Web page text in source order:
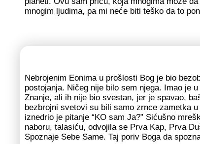
mnogim ljudima, pa mi neće biti teško da to
Nebrojenim Eonima u prošlosti Bog je bio
postojanja. Ničeg nije bilo sem njega. Imao je
Znanje, ali ih nije bio svestan, jer je spavao,
bezbrojni svetovi su bili samo zrnce zametka
iznedrio je pitanje “KO sam Ja?” Sićušno
naboru, talasiću, odvojila se Prva Kap, Prva
Spoznaje Sebe Same. Taj poriv Boga da